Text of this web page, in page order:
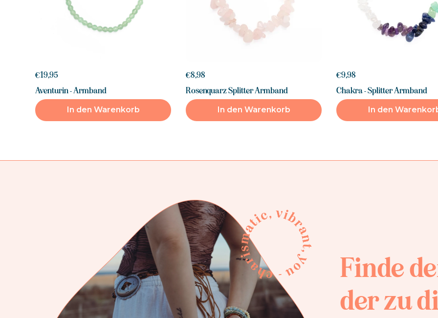
€19,95
Aventurin - Armband
In den Warenkorb
€8,98
Rosenquarz Splitter Armband
In den Warenkorb
€9,98
Chakra - Splitter Armband
In den
Finde
der zu